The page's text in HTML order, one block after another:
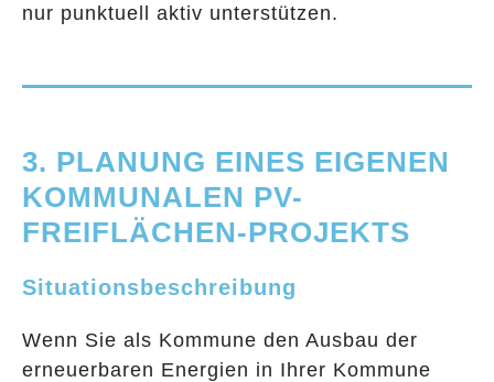
nur punktuell aktiv unterstützen.
3. PLANUNG EINES EIGENEN
KOMMUNALEN PV-
FREIFLÄCHEN-PROJEKTS
Situationsbeschreibung
Wenn Sie als Kommune den Ausbau der
erneuerbaren Energien in Ihrer Kommune